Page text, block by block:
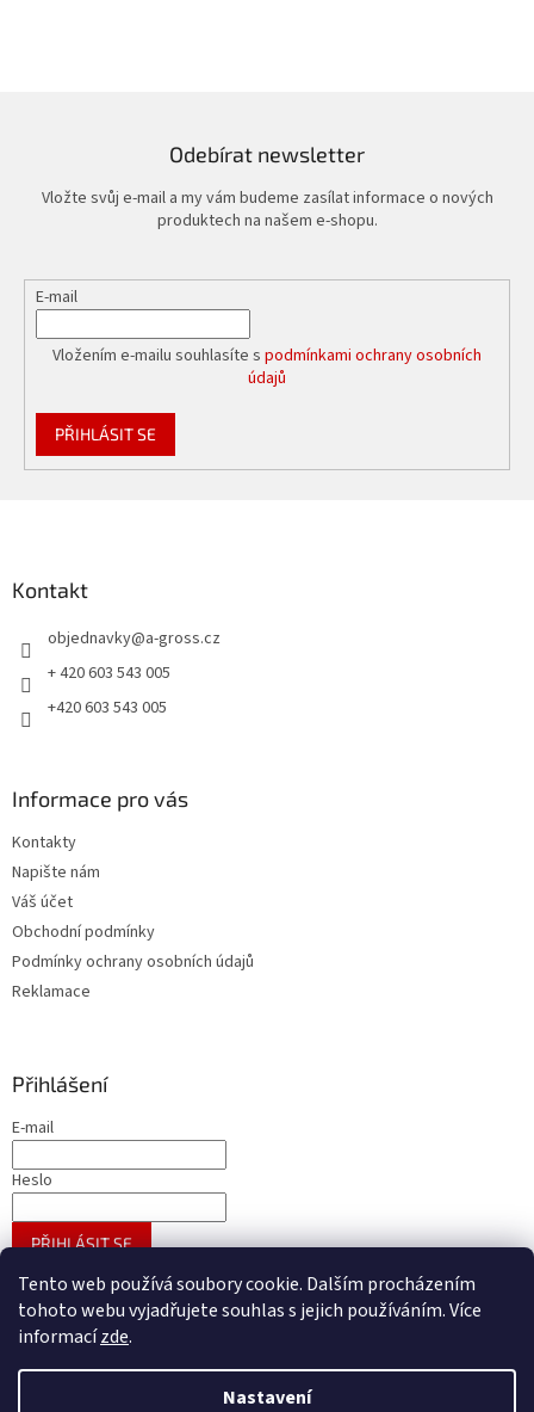
Tento web používá soubory cookie. Dalším procházením
tohoto webu vyjadřujete souhlas s jejich používáním. Více
informacízde.
Nastavení
Odebírat newsletter
Vložte svůj e-mail a my vám budeme zasílat informace o nových
produktech na našem e-shopu.
E-mail
Vložením e-mailu souhlasíte s podmínkami ochrany osobních
údajů
PŘIHLÁSIT SE
Kontakt
objednavky@a-gross.cz
+ 420 603 543 005
+420 603 543 005
Informace pro vás
Kontakty
Napište nám
Váš účet
Obchodní podmínky
Podmínky ochrany osobních údajů
Reklamace
Přihlášení
E-mail
Heslo
PŘIHLÁSIT SE
Nová registraceZapomenuté heslo